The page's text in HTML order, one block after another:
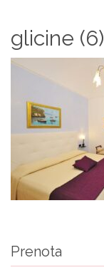
glicine (6)
Prenota